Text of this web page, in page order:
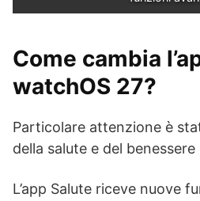
Come cambia
watchOS 27?
Particolare attenzione è
della salute e del benessere
L’app Salute riceve nuove